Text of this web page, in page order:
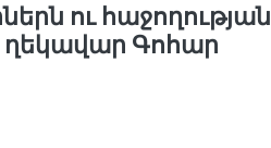
ու հաջողության
Գոհար